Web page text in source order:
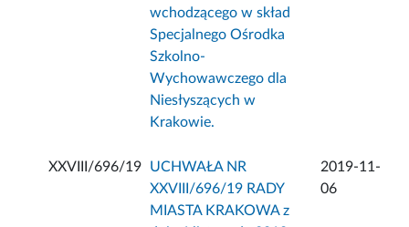
wchodzącego w skład
Specjalnego Ośrodka
Szkolno-
Wychowawczego dla
Niesłyszących w
Krakowie.
XXVIII/696/19
UCHWAŁA NR
XXVIII/696/19 RADY
MIASTA KRAKOWA z
2019-11-
06